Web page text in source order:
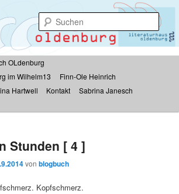
OLdenburg
OLdenburg
im Wilhelm13
Finn-Ole Heinrich
Hartwell Kontakt
Sabrina Janesch
Stunden [ 4 ]
vonblogbuch
Kopfschmerz.